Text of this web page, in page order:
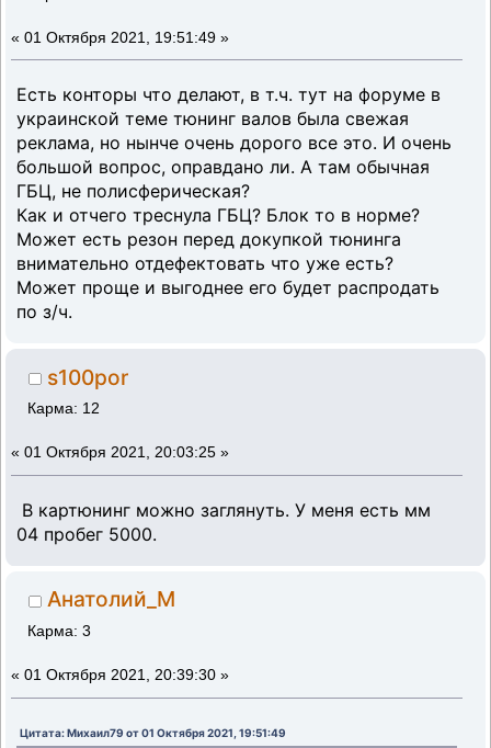
« 01 Октября 2021, 19:51:49 »
Есть конторы что делают, в т.ч. тут на форуме в
украинской теме тюнинг валов была свежая
реклама, но нынче очень дорого все это. И очень
большой вопрос, оправдано ли. А там обычная
ГБЦ, не полисферическая?
Как и отчего треснула ГБЦ? Блок то в норме?
Может есть резон перед докупкой тюнинга
внимательно отдефектовать что уже есть?
Может проще и выгоднее его будет распродать
по з/ч.
s100por
Карма: 12
« 01 Октября 2021, 20:03:25 »
В картюнинг можно заглянуть. У меня есть мм
04 пробег 5000.
Анатолий_М
Карма: 3
« 01 Октября 2021, 20:39:30 »
Цитата: Михаил79 от 01 Октября 2021, 19:51:49